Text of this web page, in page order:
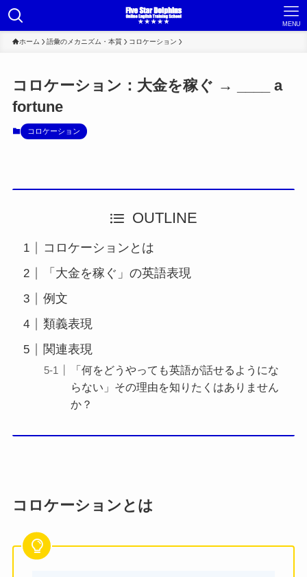
MENU
ホーム 語彙のメカニズム・本質 コロケーション
コロケーション：大金を稼ぐ → ____ a
fortune
コロケーション
OUTLINE
コロケーションとは
「大金を稼ぐ」の英語表現
例文
類義表現
関連表現
「何をどうやっても英語が話せるようにな
らない」その理由を知りたくはありません
か？
コロケーションとは